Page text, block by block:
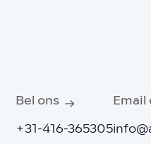
Bel ons
+31-416-365305
Email